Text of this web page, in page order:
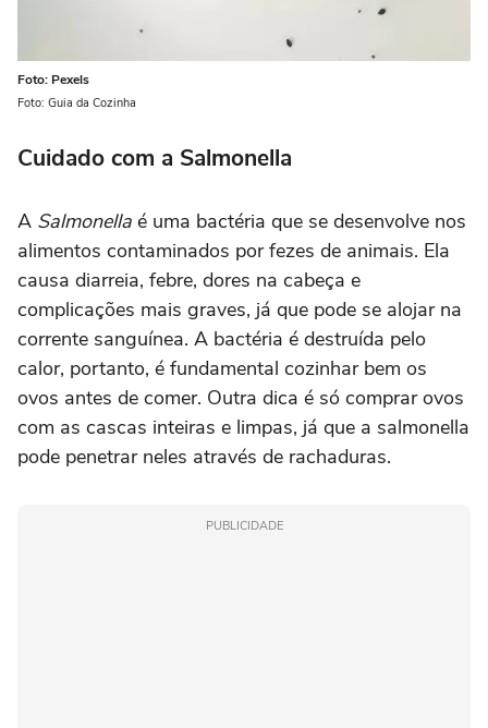
Foto: Pexels
Foto: Guia da Cozinha
Cuidado com a Salmonella
A Salmonella é uma bactéria que se desenvolve nos
alimentos contaminados por fezes de animais. Ela
causa diarreia, febre, dores na cabeça e
complicações mais graves, já que pode se alojar na
corrente sanguínea. A bactéria é destruída pelo
calor, portanto, é fundamental cozinhar bem os
ovos antes de comer. Outra dica é só comprar ovos
com as cascas inteiras e limpas, já que a salmonella
pode penetrar neles através de rachaduras.
PUBLICIDADE